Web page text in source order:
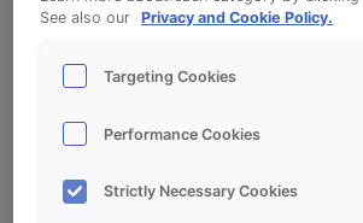
HOE ZIET JULLIE KLANTENKRING
oudere klanten, maar ook veel
oudere klanten blijven vaak
praatje, maar komen ook
See also our
Privacy and Cookie Policy.
Targeting Cookies
Performance Cookies
Strictly Necessary Cookies